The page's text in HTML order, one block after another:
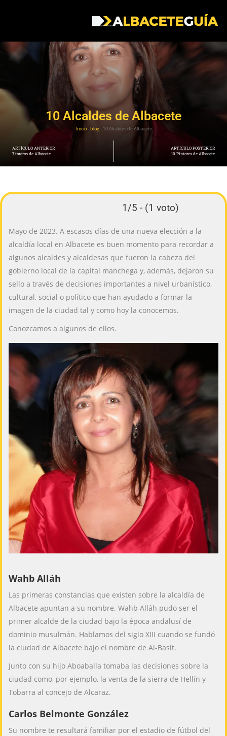
10 Alcaldes de Albacete
Inicio-blog- 10 Alcaldes de Albacete
ARTÍCULO ANTERIOR
7 toreros de Albacete
ARTÍCULO POSTERIOR
10 Pintores de Albacete
1/5 - (1 voto)
Mayo de 2023. A escasos días de una nueva elección a la
alcaldía local en Albacete es buen momento para recordar a
algunos alcaldes y alcaldesas que fueron la cabeza del
gobierno local de la capital manchega y, además, dejaron su
sello a través de decisiones importantes a nivel urbanístico,
cultural, social o político que han ayudado a formar la
imagen de la ciudad tal y como hoy la conocemos.
Conozcamos a algunos de ellos.
Wahb Alláh
Las primeras constancias que existen sobre la alcaldía de
Albacete apuntan a su nombre. Wahb Alláh pudo ser el
primer alcalde de la ciudad bajo la época andalusí de
dominio musulmán. Hablamos del siglo XIII cuando se fundó
la ciudad de Albacete bajo el nombre de Al-Basit.
Junto con su hijo Aboaballa tomaba las decisiones sobre la
ciudad como, por ejemplo, la venta de la sierra de Hellín y
Tobarra al concejo de Alcaraz.
Carlos Belmonte González
Su nombre te resultará familiar por el estadio de fútbol del